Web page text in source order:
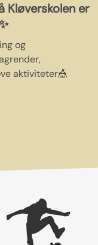
er
og
aktiviteter🎪